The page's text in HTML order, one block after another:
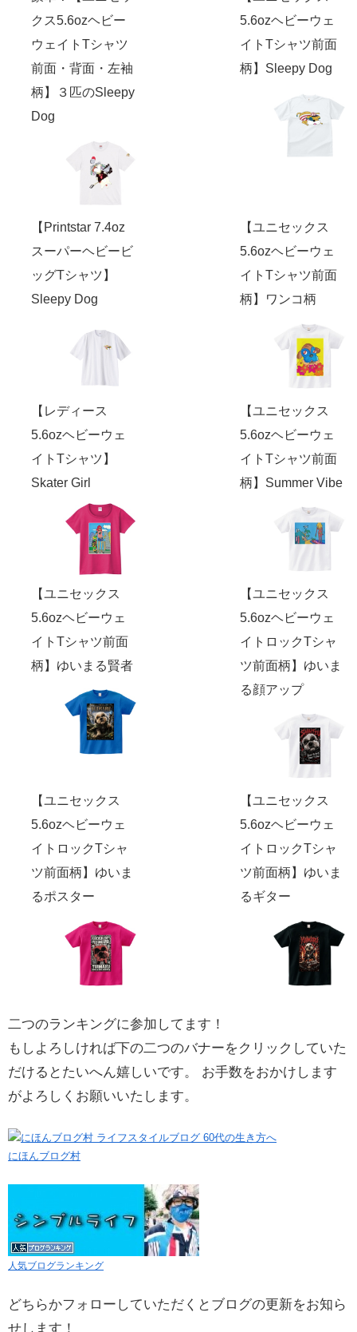
クス5.6ozヘビー
ウェイトTシャツ
前面・背面・左袖
柄】３匹のSleepy
Dog
5.6ozヘビーウェ
イトTシャツ前面
柄】Sleepy Dog
【Printstar 7.4oz
スーパーヘビービ
ッグTシャツ】
Sleepy Dog
【ユニセックス
5.6ozヘビーウェ
イトTシャツ前面
柄】ワンコ柄
【レディース
5.6ozヘビーウェ
イトTシャツ】
Skater Girl
【ユニセックス
5.6ozヘビーウェ
イトTシャツ前面
柄】Summer Vibe
【ユニセックス
5.6ozヘビーウェ
イトTシャツ前面
柄】ゆいまる賢者
【ユニセックス
5.6ozヘビーウェ
イトロックTシャ
ツ前面柄】ゆいま
る顔アップ
【ユニセックス
5.6ozヘビーウェ
イトロックTシャ
ツ前面柄】ゆいま
るポスター
【ユニセックス
5.6ozヘビーウェ
イトロックTシャ
ツ前面柄】ゆいま
るギター
二つのランキングに参加してます！
もしよろしければ下の二つのバナーをクリックしていた
だけるとたいへん嬉しいです。 お手数をおかけします
がよろしくお願いいたします。
にほんブログ村
人気ブログランキング
どちらかフォローしていただくとブログの更新をお知ら
せします！